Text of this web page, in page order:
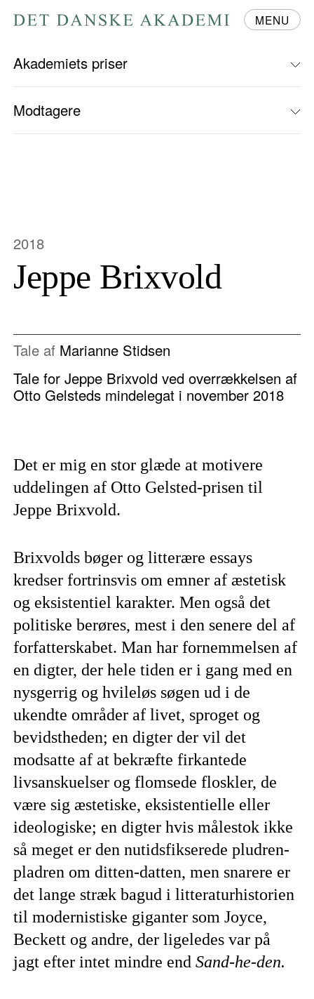
forsiden
MENU
Akademiets priser
Modtagere
2018
Jeppe Brixvold
Tale af Marianne Stidsen
Tale for Jeppe Brixvold ved overrækkelsen af
Otto Gelsteds mindelegat i november 2018
Det er mig en stor glæde at motivere
uddelingen af Otto Gelsted-prisen til
Jeppe Brixvold.
Brixvolds bøger og litterære essays
kredser fortrinsvis om emner af æstetisk
og eksistentiel karakter. Men også det
politiske berøres, mest i den senere del af
forfatterskabet. Man har fornemmelsen af
en digter, der hele tiden er i gang med en
nysgerrig og hvileløs søgen ud i de
ukendte områder af livet, sproget og
bevidstheden; en digter der vil det
modsatte af at bekræfte firkantede
livsanskuelser og flomsede floskler, de
være sig æstetiske, eksistentielle eller
ideologiske; en digter hvis målestok ikke
så meget er den nutidsfikserede pludren-
pladren om ditten-datten, men snarere er
det lange stræk bagud i litteraturhistorien
til modernistiske giganter som Joyce,
Beckett og andre, der ligeledes var på
jagt efter intet mindre end Sand-he-den.